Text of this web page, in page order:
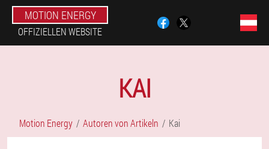
MOTION ENERGY
OFFIZIELLEN WEBSITE
KAI
Motion Energy Autoren von Artikeln Kai